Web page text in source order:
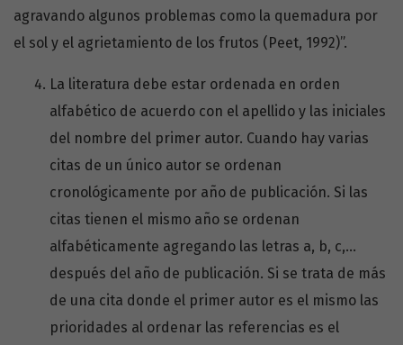
agravando algunos problemas como la quemadura por
el sol y el agrietamiento de los frutos (Peet, 1992)”.
La literatura debe estar ordenada en orden
alfabético de acuerdo con el apellido y las iniciales
del nombre del primer autor. Cuando hay varias
citas de un único autor se ordenan
cronológicamente por año de publicación. Si las
citas tienen el mismo año se ordenan
alfabéticamente agregando las letras a, b, c,…
después del año de publicación. Si se trata de más
de una cita donde el primer autor es el mismo las
prioridades al ordenar las referencias es el